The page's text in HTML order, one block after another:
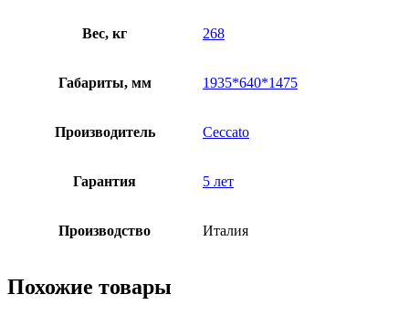
Вес, кг 268
Габариты, мм 1935*640*1475
Производитель Ceccato
Гарантия 5 лет
Производство Италия
Похожие товары